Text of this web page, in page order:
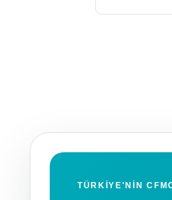
TÜRKIYE'NIN